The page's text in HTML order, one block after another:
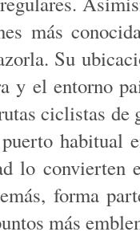
más
Su
y el entorno
ciclistas
habitual
lo convierten
forma
más